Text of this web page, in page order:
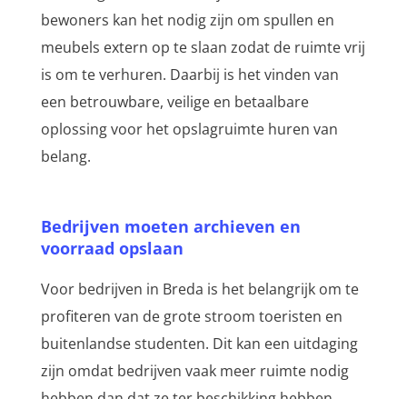
bewoners kan het nodig zijn om spullen en
meubels extern op te slaan zodat de ruimte vrij
is om te verhuren. Daarbij is het vinden van
een betrouwbare, veilige en betaalbare
oplossing voor het opslagruimte huren van
belang.
Bedrijven moeten archieven en
voorraad opslaan
Voor bedrijven in Breda is het belangrijk om te
profiteren van de grote stroom toeristen en
buitenlandse studenten. Dit kan een uitdaging
zijn omdat bedrijven vaak meer ruimte nodig